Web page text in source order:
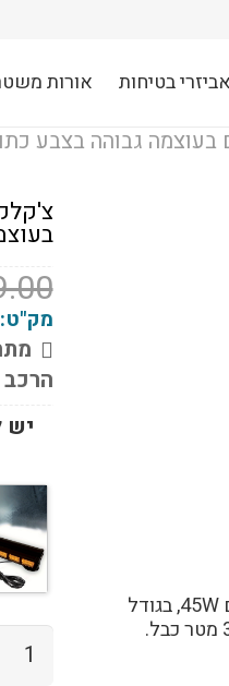
אביזרי בטיחות אורות
צ'קלקה בעוצמה גבוהה עם 26 צורות הבהובים 45W, בגודל
מק"ט:
הרכב
יש
כמות
של